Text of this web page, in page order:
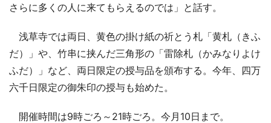
さらに多くの人に来てもらえるのでは」と話す。
浅草寺では両日、黄色の掛け紙の祈とう札「黄札（きふ
だ）」や、竹串に挟んだ三角形の「雷除札（かみなりよけ
ふだ）」など、両日限定の授与品を頒布する。今年、四万
六千日限定の御朱印の授与も始めた。
開催時間は9時ごろ～21時ごろ。今月10日まで。